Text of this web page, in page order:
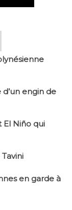
engin de
Niño qui
en garde à